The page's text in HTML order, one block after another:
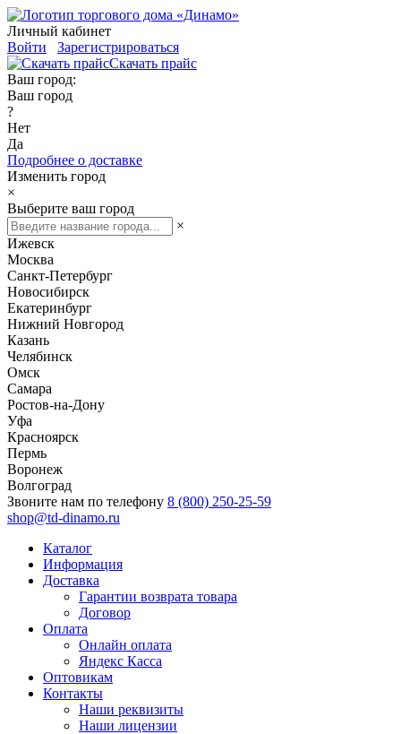
Личный кабинет
Войти
Зарегистрироваться
Скачать прайс
Ваш город:
Ваш город
?
Нет
Да
Подробнее о доставке
Изменить город
×
Выберите ваш город
×
Ижевск
Москва
Санкт-Петербург
Новосибирск
Екатеринбург
Нижний Новгород
Казань
Челябинск
Омск
Самара
Ростов-на-Дону
Уфа
Красноярск
Пермь
Воронеж
Волгоград
Звоните нам по телефону 8 (800) 250-25-59
shop@td-dinamo.ru
Каталог
Информация
Доставка
Гарантии возврата товара
Договор
Оплата
Онлайн оплата
Яндекс Касса
Оптовикам
Контакты
Наши реквизиты
Наши лицензии